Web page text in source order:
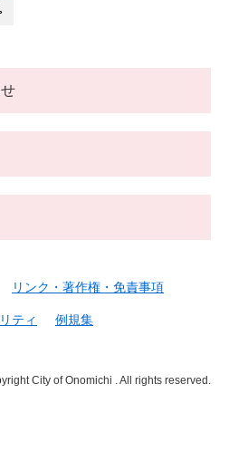
リンク・著作権・免責事項
ティ 例規集
City of Onomichi . All rights reserved.